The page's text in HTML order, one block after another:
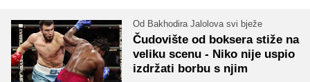
Od Bakhodira Jalolova svi bježe
Čudovište od boksera stiže na
veliku scenu - Niko nije uspio
izdržati borbu s njim